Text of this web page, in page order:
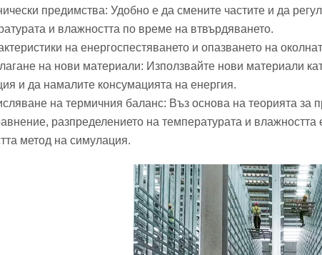
предимства: Удобно е да смените частите и да
и влажността по време на втвърдяването.
на енергоспестяването и опазването на
на нови материали: Използвайте нови материали
и да намалите консумацията на енергия.
на термичния баланс: Въз основа на теорията за
разпределението на температурата и
метод на симулация.